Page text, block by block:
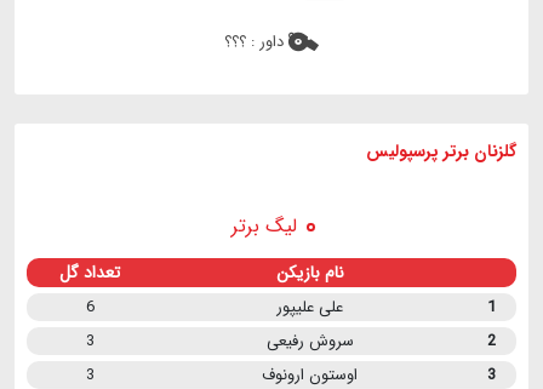
داور : ؟؟؟
گلزنان برتر پرسپولیس
لیگ برتر
نام بازیکن تعداد گل
1 علی علیپور
6
2
سروش رفیعی
3
3
اوستون ارونوف
3